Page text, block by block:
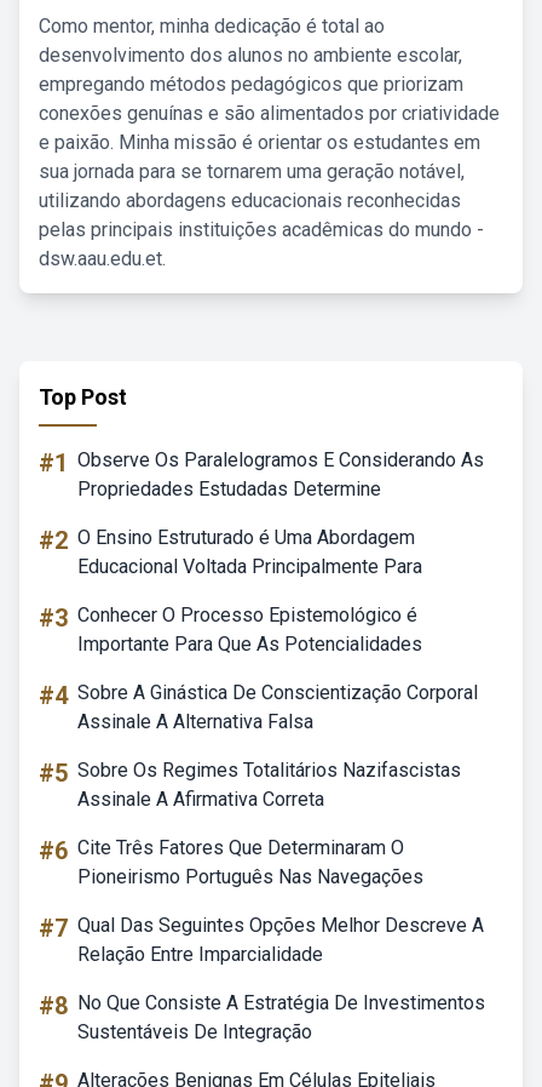
Como mentor, minha dedicação é total ao
desenvolvimento dos alunos no ambiente escolar,
empregando métodos pedagógicos que priorizam
conexões genuínas e são alimentados por criatividade
e paixão. Minha missão é orientar os estudantes em
sua jornada para se tornarem uma geração notável,
utilizando abordagens educacionais reconhecidas
pelas principais instituições acadêmicas do mundo -
dsw.aau.edu.et.
Top Post
#1 Observe Os Paralelogramos E Considerando As
Propriedades Estudadas Determine
#2 O Ensino Estruturado é Uma Abordagem
Educacional Voltada Principalmente Para
#3 Conhecer O Processo Epistemológico é
Importante Para Que As Potencialidades
#4 Sobre A Ginástica De Conscientização Corporal
Assinale A Alternativa Falsa
#5 Sobre Os Regimes Totalitários Nazifascistas
Assinale A Afirmativa Correta
#6 Cite Três Fatores Que Determinaram O
Pioneirismo Português Nas Navegações
#7 Qual Das Seguintes Opções Melhor Descreve A
Relação Entre Imparcialidade
#8 No Que Consiste A Estratégia De Investimentos
Sustentáveis De Integração
Alterações Benignas Em Células Epiteliais